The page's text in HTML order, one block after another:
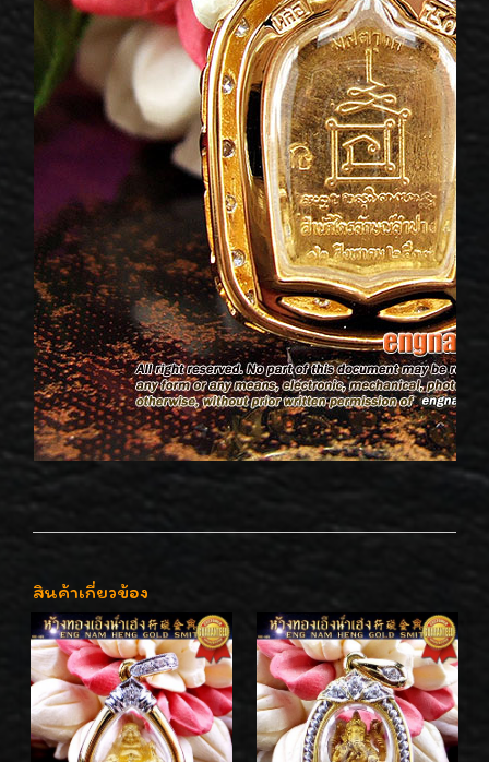
สินค้าเกี่ยวข้อง